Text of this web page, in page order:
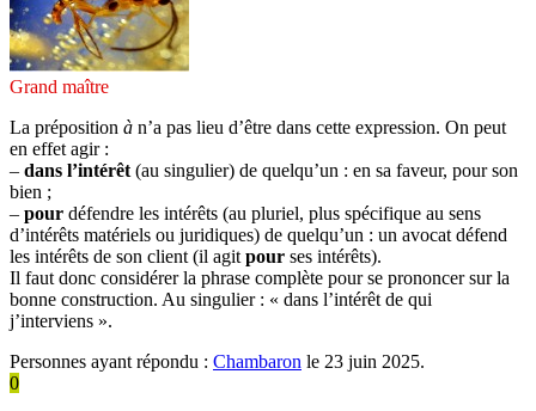
Grand maître
La préposition à n’a pas lieu d’être dans cette expression. On peut
en effet agir :
– dans l’intérêt (au singulier) de quelqu’un : en sa faveur, pour son
bien ;
– pour défendre les intérêts (au pluriel, plus spécifique au sens
d’intérêts matériels ou juridiques) de quelqu’un : un avocat défend
les intérêts de son client (il agit pour ses intérêts).
Il faut donc considérer la phrase complète pour se prononcer sur la
bonne construction. Au singulier : « dans l’intérêt de qui
j’interviens ».
Personnes ayant répondu : Chambaron le 23 juin 2025.
0